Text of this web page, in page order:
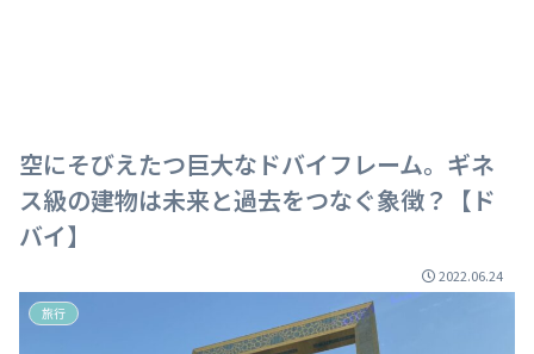
空にそびえたつ巨大なドバイフレーム。ギネ
ス級の建物は未来と過去をつなぐ象徴？【ド
バイ】
2022.06.24
旅行